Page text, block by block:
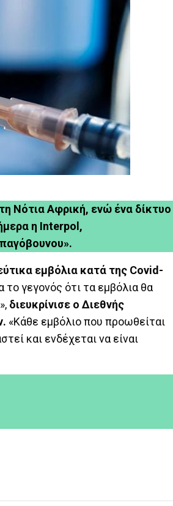
Νότια Αφρική, ενώ ένα δίκτυο
η Interpol,
εμβόλια κατά της Covid-
γεγονός ότι τα εμβόλια θα
διευκρίνισε ο Διεθνής
«Κάθε εμβόλιο που προωθείται
και ενδέχεται να είναι